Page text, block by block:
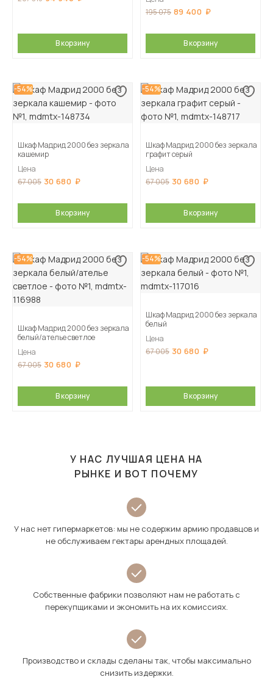
В корзину
195 075 89 400
В корзину
-54%
Шкаф Мадрид 2000 без зеркала
кашемир
Цена
67 005 30 680
В корзину
-54%
Шкаф Мадрид 2000 без зеркала
графит серый
Цена
67 005 30 680
В корзину
-54%
Шкаф Мадрид 2000 без зеркала
белый/ателье светлое
Цена
67 005 30 680
В корзину
-54%
Шкаф Мадрид 2000 без зеркала
белый
Цена
67 005 30 680
В корзину
У НАС ЛУЧШАЯ ЦЕНА НА
РЫНКЕ И ВОТ ПОЧЕМУ
У нас нет гипермаркетов: мы не содержим армию продавцов и
не обслуживаем гектары арендных площадей.
Собственные фабрики позволяют нам не работать с
перекупщиками и экономить на их комиссиях.
Производство и склады сделаны так, чтобы максимально
снизить издержки.